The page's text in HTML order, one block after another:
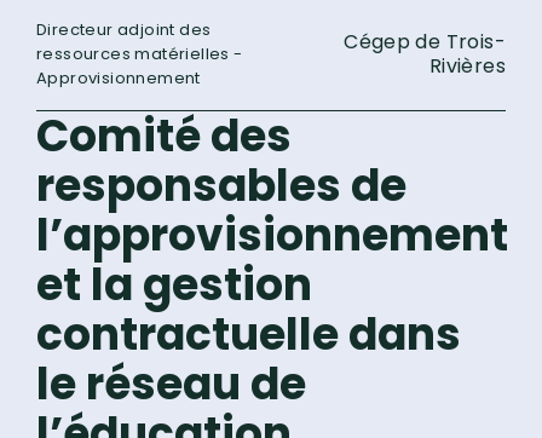
Directeur adjoint des
ressources matérielles -
Approvisionnement
Cégep de Trois-
Rivières
Comité des
responsables de
l’approvisionnement
et la gestion
contractuelle dans
le réseau de